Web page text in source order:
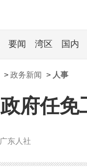
要闻 湾区 国内
> 政务新闻 > 人事
府任免
东人社